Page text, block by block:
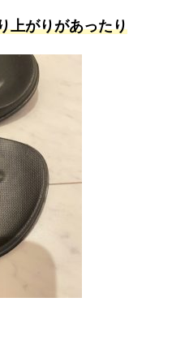
上がりがあったり